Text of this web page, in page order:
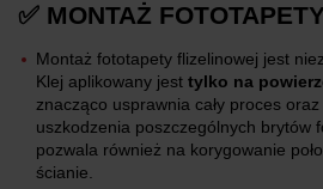
✅ MONTAŻ FOTOTAPETY
Montaż fototapety flizelinowej jest
Klej aplikowany jest tylko na
znacząco usprawnia cały proces
uszkodzenia poszczególnych brytów
pozwala również na korygowanie
ścianie.